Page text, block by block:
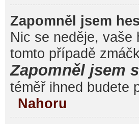
Zapomněl jsem
Nic se neděje, vaše
tomto případě
Zapomněl jsem
téměř ihned budete
Nahoru